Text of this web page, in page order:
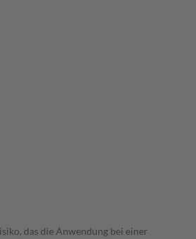
das die Anwendung bei einer